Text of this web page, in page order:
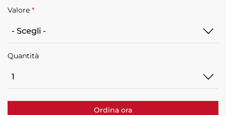
Valore *
EUR
Quantità
Ordina ora